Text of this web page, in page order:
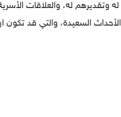
له، والعلاقات
السعيدة، والتي قد